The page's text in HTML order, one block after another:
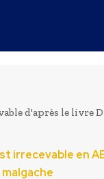
d'après le livre
irrecevable en